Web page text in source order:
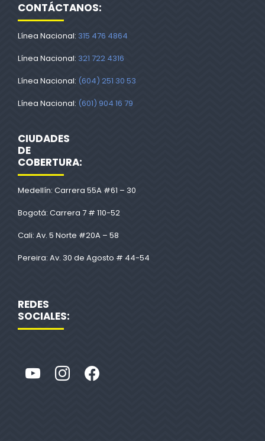
CONTÁCTANOS:
Línea Nacional: 315 476 4864
Línea Nacional: 321 722 4316
Línea Nacional: (604) 251 30 53
Línea Nacional: (601) 904 16 79
CIUDADES
DE
COBERTURA:
Medellín: Carrera 55A #61 – 30
Bogotá: Carrera 7 # 110-52
Cali: Av. 5 Norte #20A – 58
Pereira: Av. 30 de Agosto # 44-54
REDES
SOCIALES: